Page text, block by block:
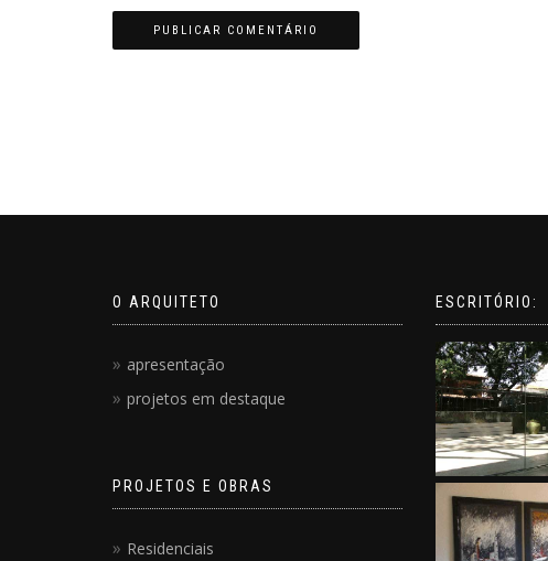
O ARQUITETO
apresentação
projetos em destaque
PROJETOS E OBRAS
Residenciais
ESCRITÓRIO: